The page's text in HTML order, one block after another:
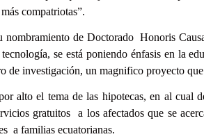
compatriotas”.
nombramiento de Doctorado Honoris
se está poniendo énfasis en la
de investigación, un magnifico proyecto
alto el tema de las hipotecas, en al cual
gratuitos a los afectados que se
a familias ecuatorianas.